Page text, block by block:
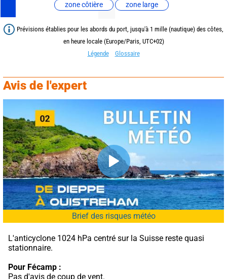
zone côtière zone large
Prévisions établies pour les abords du port, jusqu'à 1 mille (nautique) des côtes,
en heure locale (Europe/Paris, UTC+02)
Légende
Glossaire
Avis de l'expert
Brief des risques météo
L'anticyclone 1024 hPa centré sur la Suisse reste quasi
stationnaire.
Pour Fécamp :
Pas d'avis de coup de vent.